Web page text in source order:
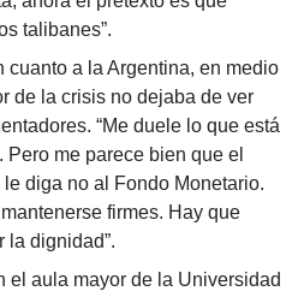
talibanes”.
cuanto a la Argentina, en medio
de la crisis no dejaba de ver
“Me duele lo que está
Pero me parece bien que el
diga no al Fondo Monetario.
firmes. Hay que
la dignidad”.
mayor de la Universidad